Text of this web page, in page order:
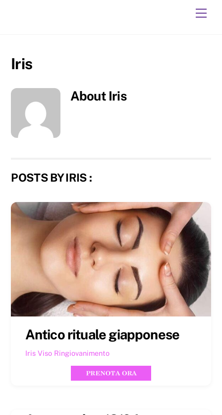
Iris
About Iris
POSTS BY IRIS :
Antico rituale giapponese
Iris Viso Ringiovanimento